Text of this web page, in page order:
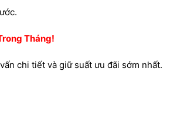
Tháng!
chi tiết và giữ suất ưu đãi sớm nhất.